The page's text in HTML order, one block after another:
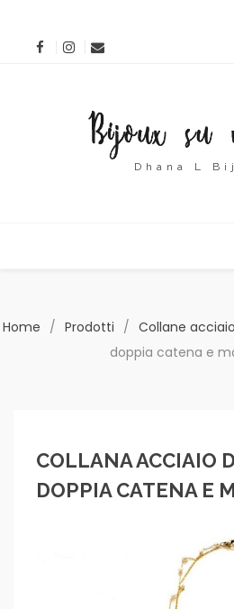
Dhana L
Home / Prodotti / Collane acciaio
doppia catena e
COLLANA ACCIAIO
DOPPIA CATENA E